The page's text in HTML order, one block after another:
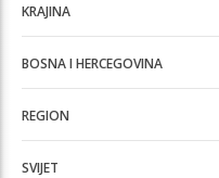
KRAJINA
BOSNA I HERCEGOVINA
REGION
SVIJET